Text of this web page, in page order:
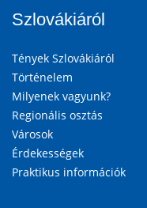
Szlovákiáról
Tények Szlovákiáról
Történelem
Milyenek vagyunk?
Regionális osztás
Városok
Érdekességek
Praktikus információk